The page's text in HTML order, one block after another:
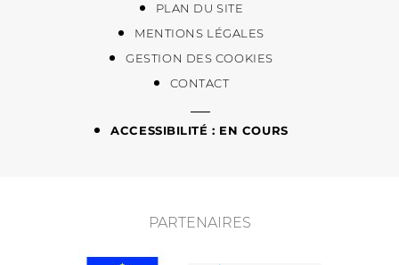
PLAN DU SITE
MENTIONS LÉGALES
GESTION DES COOKIES
CONTACT
ACCESSIBILITÉ : EN COURS
PARTENAIRES